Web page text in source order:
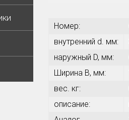
Номер:
внутренний d. мм:
наружный D, мм:
Ширина В, мм:
вес. кг:
описание: